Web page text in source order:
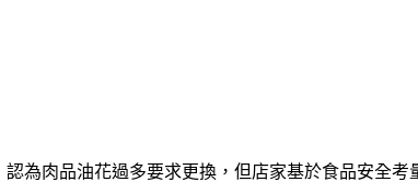
為肉品油花過多要求更換，但店家基於食品安全